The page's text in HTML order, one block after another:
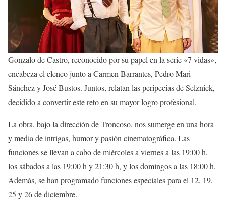
Gonzalo de Castro, reconocido por su papel en la serie «7 vidas»,
encabeza el elenco junto a Carmen Barrantes, Pedro Mari
Sánchez y José Bustos. Juntos, relatan las peripecias de Selznick,
decidido a convertir este reto en su mayor logro profesional.
La obra, bajo la dirección de Troncoso, nos sumerge en una hora
y media de intrigas, humor y pasión cinematográfica. Las
funciones se llevan a cabo de miércoles a viernes a las 19:00 h,
los sábados a las 19:00 h y 21:30 h, y los domingos a las 18:00 h.
Además, se han programado funciones especiales para el 12, 19,
25 y 26 de diciembre.